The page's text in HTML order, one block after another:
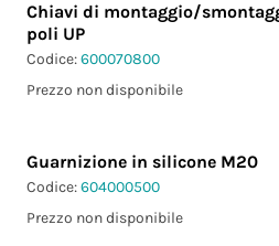
Chiavi di montaggio/
poli UP
Codice:600070800
Prezzo non disponibile
Guarnizione in silicone M20
Codice:604000500
Prezzo non disponibile